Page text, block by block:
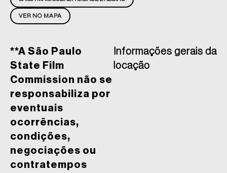
VER NO MAPA
**A São Paulo
State Film
Commission não se
responsabiliza por
eventuais
ocorrências,
condições,
negociações ou
contratempos
Informações gerais da
locação